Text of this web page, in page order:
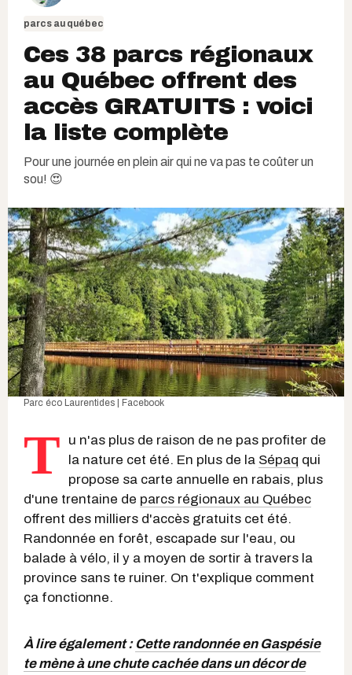
parcs au québec
Ces 38 parcs régionaux
au Québec offrent des
accès GRATUITS : voici
la liste complète
Pour une journée en plein air qui ne va pas te coûter un
sou! 😍
Parc éco Laurentides | Facebook
T
u n'as plus de raison de ne pas profiter de
la nature cet été. En plus de la Sépaq qui
propose sa carte annuelle en rabais, plus
d'une trentaine de parcs régionaux au Québec
offrent des milliers d'accès gratuits cet été.
Randonnée en forêt, escapade sur l'eau, ou
balade à vélo, il y a moyen de sortir à travers la
province sans te ruiner. On t'explique comment
ça fonctionne.
À lire également : Cette randonnée en Gaspésie
te mène à une chute cachée dans un décor de